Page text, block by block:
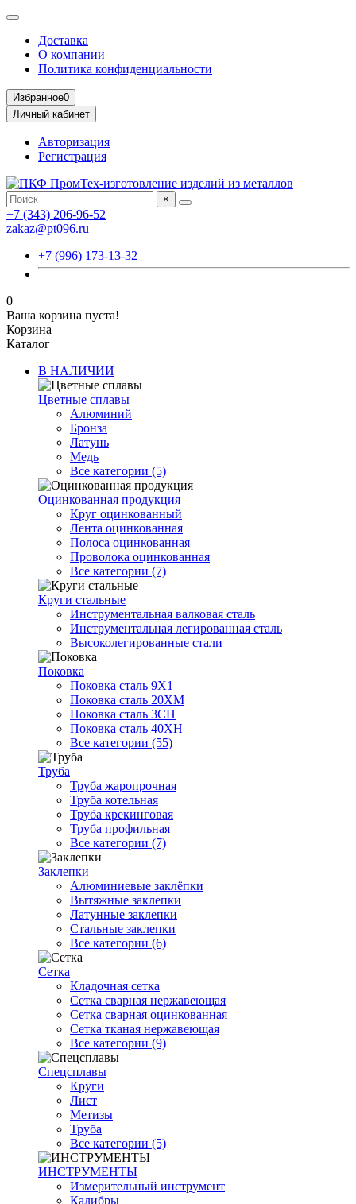
Доставка
О компании
Политика конфиденциальности
Избранное0
Личный кабинет
Авторизация
Регистрация
×
+7 (343) 206-96-52
zakaz@pt096.ru
+7 (996) 173-13-32
0
Ваша корзина пуста!
Корзина
Каталог
В НАЛИЧИИ
Цветные сплавы
Алюминий
Бронза
Латунь
Медь
Все категории (5)
Оцинкованная продукция
Круг оцинкованный
Лента оцинкованная
Полоса оцинкованная
Проволока оцинкованная
Все категории (7)
Круги стальные
Инструментальная валковая сталь
Инструментальная легированная сталь
Высоколегированные стали
Поковка
Поковка сталь 9Х1
Поковка сталь 20ХМ
Поковка сталь 3СП
Поковка сталь 40ХН
Все категории (55)
Труба
Труба жаропрочная
Труба котельная
Труба крекинговая
Труба профильная
Все категории (7)
Заклепки
Алюминиевые заклёпки
Вытяжные заклепки
Латунные заклепки
Стальные заклепки
Все категории (6)
Сетка
Кладочная сетка
Сетка сварная нержавеющая
Сетка сварная оцинкованная
Сетка тканая нержавеющая
Все категории (9)
Спецсплавы
Круги
Лист
Метизы
Труба
Все категории (5)
ИНСТРУМЕНТЫ
Измерительный инструмент
Калибры